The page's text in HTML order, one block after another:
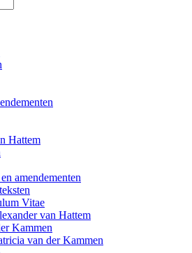
Hattem
amendementen
Vitae
van Hattem
Kammen
van der Kammen